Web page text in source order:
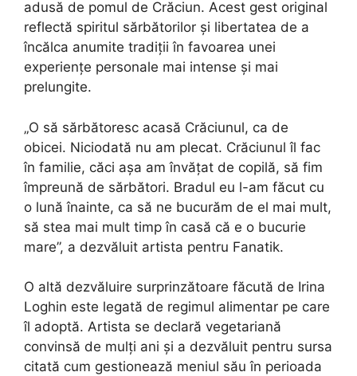
adusă de pomul de Crăciun. Acest gest original
reflectă spiritul sărbătorilor și libertatea de a
încălca anumite tradiții în favoarea unei
experiențe personale mai intense și mai
prelungite.
„O să sărbătoresc acasă Crăciunul, ca de
obicei. Niciodată nu am plecat. Crăciunul îl fac
în familie, căci așa am învățat de copilă, să fim
împreună de sărbători. Bradul eu l-am făcut cu
o lună înainte, ca să ne bucurăm de el mai mult,
să stea mai mult timp în casă că e o bucurie
mare”, a dezvăluit artista pentru Fanatik.
O altă dezvăluire surprinzătoare făcută de Irina
Loghin este legată de regimul alimentar pe care
îl adoptă. Artista se declară vegetariană
convinsă de mulți ani și a dezvăluit pentru sursa
citată cum gestionează meniul său în perioada